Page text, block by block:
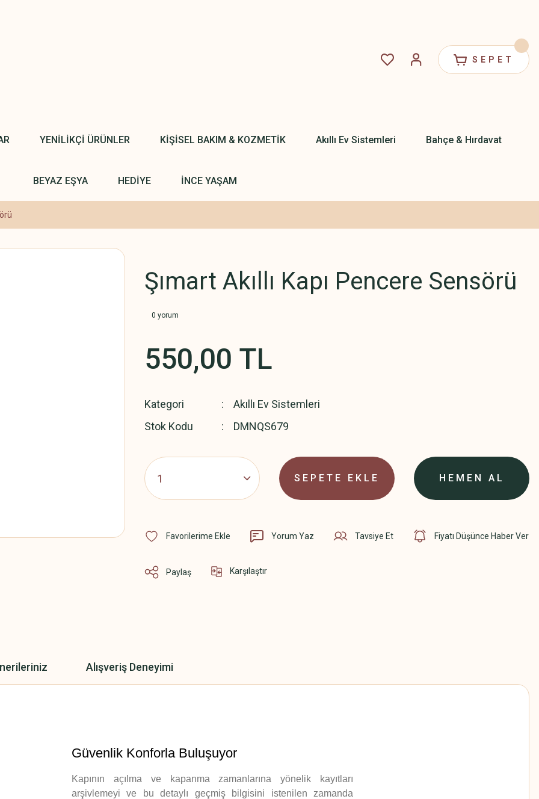
SEPET
YENİLİKÇİ ÜRÜNLER KİŞİSEL BAKIM & KOZMETİK Akıllı Ev Sistemleri Bahçe & Hırdavat
BEYAZ EŞYA HEDİYE İNCE YAŞAM
Şımart Akıllı Kapı Pencere Sensörü
0 yorum
550,00 TL
Kategori
Akıllı Ev Sistemleri
Stok Kodu
DMNQS679
SEPETE EKLE HEMEN AL
Yorum Yaz Tavsiye Et Fiyatı Düşünce Haber Ver
Paylaş Karşılaştır
Alışveriş Deneyimi
Güvenlik Konforla Buluşuyor
Kapının açılma ve kapanma zamanlarına yönelik kayıtları
arşivlemeyi ve bu detaylı geçmiş bilgisini istenilen zamanda